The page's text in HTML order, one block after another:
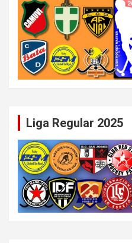
Liga Regular 2025